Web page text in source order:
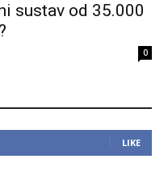
sustav od 35.000
0
LIKE